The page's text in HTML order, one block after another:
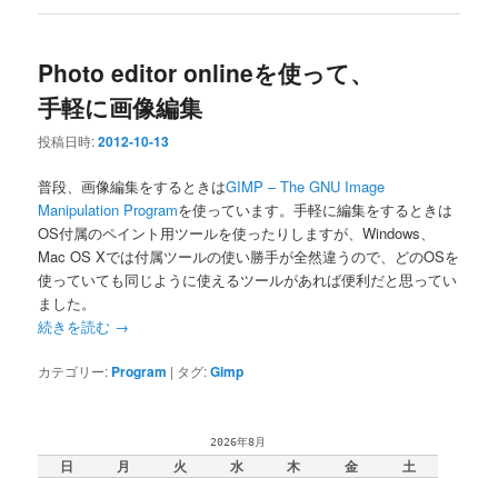
Photo editor onlineを使って、
手軽に画像編集
投稿日時:2012-10-13
普段、画像編集をするときはGIMP – The GNU Image
Manipulation Programを使っています。手軽に編集をするときは
OS付属のペイント用ツールを使ったりしますが、Windows、
Mac OS Xでは付属ツールの使い勝手が全然違うので、どのOSを
使っていても同じように使えるツールがあれば便利だと思ってい
ました。
続きを読む →
カテゴリー: Program | タグ:Gimp
2026年8月
日 月 火 水 木 金 土